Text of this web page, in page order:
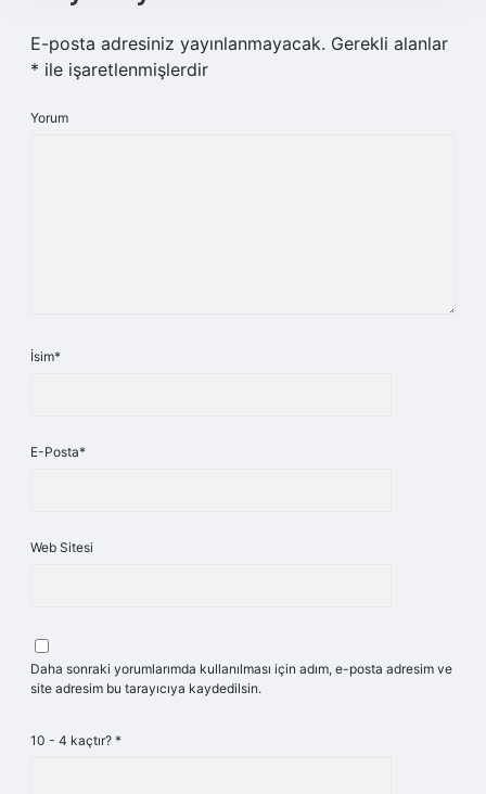
E-posta adresiniz yayınlanmayacak. Gerekli alanlar
* ile işaretlenmişlerdir
Yorum
İsim*
E-Posta*
Web Sitesi
Daha sonraki yorumlarımda kullanılması için adım, e-posta adresim ve
site adresim bu tarayıcıya kaydedilsin.
10 - 4 kaçtır? *